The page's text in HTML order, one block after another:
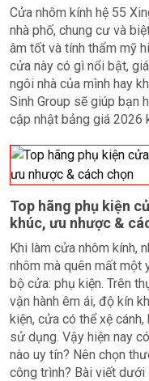
Cửa nhôm kính hệ 55
nhà phố, chung cư và
âm tốt và tính thẩm mỹ
cửa này có gì nổi bật,
ngôi nhà của mình hay
Sinh Group sẽ giúp bạn
cập nhật bảng giá 2026
Top hãng phụ kiện
khúc, ưu nhược &
Khi làm cửa nhôm kính,
nhôm mà quên mất một
bộ cửa: phụ kiện. Trên
vận hành êm ái, độ kín
kiện, cửa có thể xệ
sử dụng. Vậy hiện nay
nào uy tín? Nên chọn
công trình? Bài viết dưới